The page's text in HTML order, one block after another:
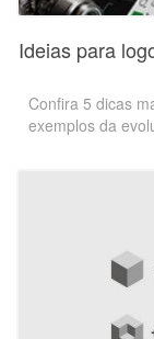
Ideias para
Confira 5 dicas
exemplos da